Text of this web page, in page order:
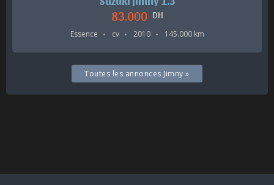
83.000 DH
Essence cv 2010 145.000 km
Toutes les annonces Jimny »